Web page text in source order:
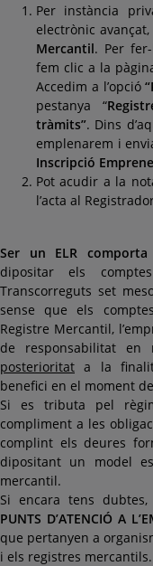
Per instància
electrònic
Mercantil. Per
fem clic a la
Accedim a l’opció
pestanya “
tràmits”. Dins
emplenarem i
Inscripció
Pot acudir a la
l’acta al
Ser un ELR
dipositar els
Transcorreguts set
sense que els
Registre Mercantil,
de responsabilitat en
posterioritat a la
benefici en el moment
Si es tributa pel
compliment a les
complint els deures
dipositant un model
mercantil.
Si encara tens
PUNTS D’ATENCIÓ A
que pertanyen a
i els registres mercantils.